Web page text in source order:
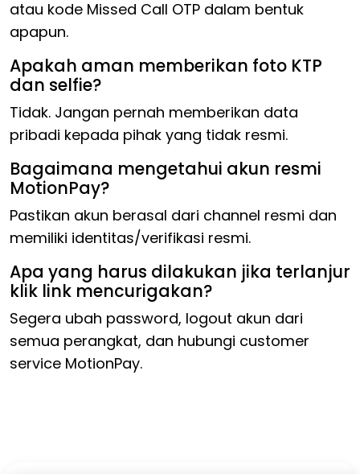
atau kode Missed Call OTP dalam bentuk
apapun.
Apakah aman memberikan foto KTP
dan selfie?
Tidak. Jangan pernah memberikan data
pribadi kepada pihak yang tidak resmi.
Bagaimana mengetahui akun resmi
MotionPay?
Pastikan akun berasal dari channel resmi dan
memiliki identitas/verifikasi resmi.
Apa yang harus dilakukan jika terlanjur
klik link mencurigakan?
Segera ubah password, logout akun dari
semua perangkat, dan hubungi customer
service MotionPay.